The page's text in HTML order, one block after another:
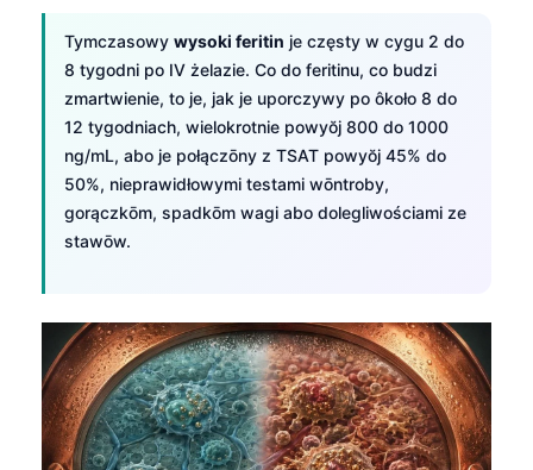
Tymczasowy wysoki feritin je częsty w cygu 2 do
8 tygodni po IV żelazie. Co do feritinu, co budzi
zmartwienie, to je, jak je uporczywy po ôkoło 8 do
12 tygodniach, wielokrotnie powyŏj 800 do 1000
ng/mL, abo je połączōny z TSAT powyŏj 45% do
50%, nieprawidłowymi testami wōntroby,
gorączkōm, spadkōm wagi abo dolegliwościami ze
stawōw.
Frysk
Norsk bokmål